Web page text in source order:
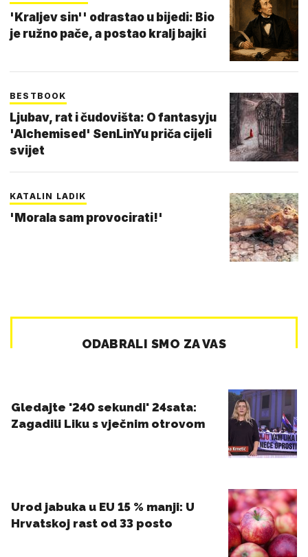
'Kraljev sin'' odrastao u bijedi: Bio
je ružno pače, a postao kralj bajki
BESTBOOK
Ljubav, rat i čudovišta: O fantasyju
'Alchemised' SenLinYu priča cijeli
svijet
KATALIN LADIK
'Morala sam provocirati!'